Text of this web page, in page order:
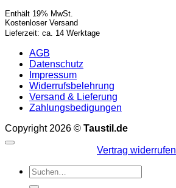
Enthält 19% MwSt.
Kostenloser Versand
Lieferzeit: ca. 14 Werktage
AGB
Datenschutz
Impressum
Widerrufsbelehrung
Versand & Lieferung
Zahlungsbedigungen
Copyright 2026 © Taustil.de
Vertrag widerrufen
Suchen
nach: